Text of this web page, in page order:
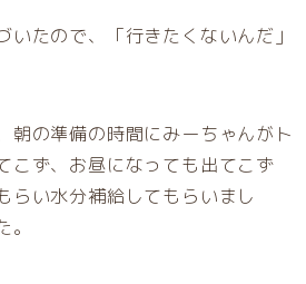
たので、「行きたくないんだ」
朝の準備の時間にみーちゃんがト
こず、お昼になっても出てこず
らい水分補給してもらいまし